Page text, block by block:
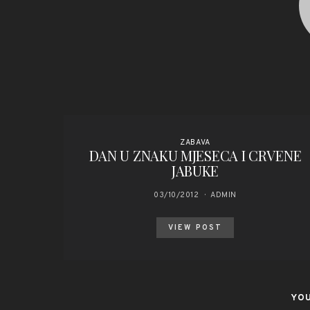
ZABAVA
DAN U ZNAKU MJESECA I CRVENE
JABUKE
03/10/2012 ADMIN
VIEW POST